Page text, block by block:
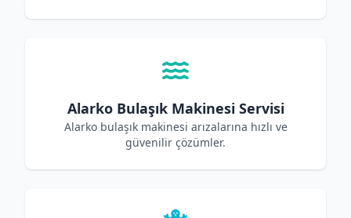
Alarko Bulaşık Makinesi Servisi
Alarko bulaşık makinesi arızalarına hızlı ve
güvenilir çözümler.